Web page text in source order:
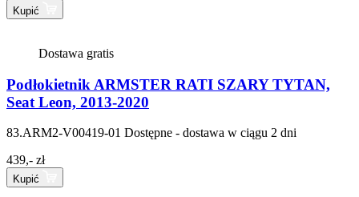
Kupić
Dostawa gratis
Podłokietnik ARMSTER RATI SZARY TYTAN,
Seat Leon, 2013-2020
83.ARM2-V00419-01 Dostępne - dostawa w ciągu 2 dni
439,- zł
Kupić